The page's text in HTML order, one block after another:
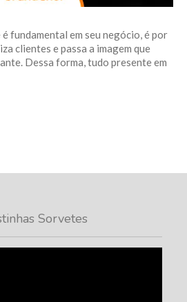
fundamental em seu negócio, é por
clientes e passa a imagem que
Dessa forma, tudo presente em
Sorvetes